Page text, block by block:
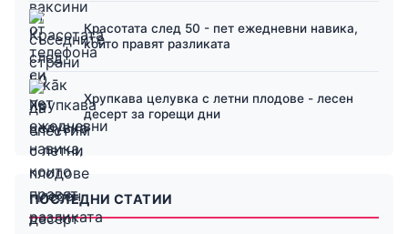
Красотата след 50 - пет ежедневни навика,
които правят разликата
Хрупкава целувка с летни плодове - лесен
десерт за горещи дни
ПОСЛЕДНИ СТАТИИ